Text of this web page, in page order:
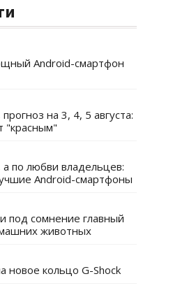
Android-смартфон
на 3, 4, 5 августа:
"красным"
по любви владельцев:
Android-смартфоны
под сомнение главный
животных
новое кольцо G-Shock